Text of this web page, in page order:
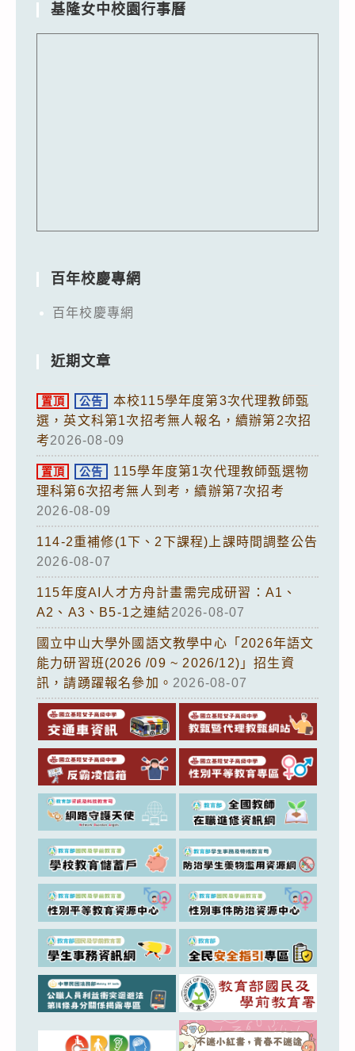
基隆女中校園行事曆
百年校慶專網
百年校慶專網
近期文章
置頂 公告
本校115學年度第3次代理教師甄
選，英文科第1次招考無人報名，續辦第2次招
考2026-08-09
置頂 公告
115學年度第1次代理教師甄選物
理科第6次招考無人到考，續辦第7次招考
2026-08-09
114-2重補修(1下、2下課程)上課時間調整公告
2026-08-07
115年度AI人才方舟計畫需完成研習：A1、
A2、A3、B5-1之連結2026-08-07
國立中山大學外國語文教學中心「2026年語文
能力研習班(2026 /09 ~ 2026/12)」招生資
訊，請踴躍報名參加。 2026-08-07